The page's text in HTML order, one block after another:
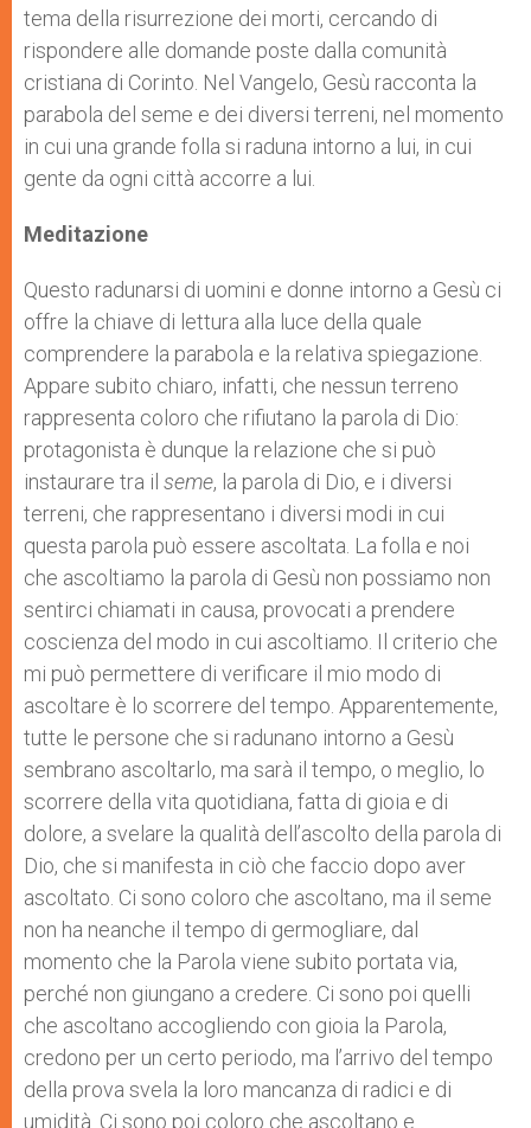
tema della risurrezione dei morti, cercando di
rispondere alle domande poste dalla comunità
cristiana di Corinto. Nel Vangelo, Gesù racconta la
parabola del seme e dei diversi terreni, nel momento
in cui una grande folla si raduna intorno a lui, in cui
gente da ogni città accorre a lui.
Meditazione
Questo radunarsi di uomini e donne intorno a Gesù ci
offre la chiave di lettura alla luce della quale
comprendere la parabola e la relativa spiegazione.
Appare subito chiaro, infatti, che nessun terreno
rappresenta coloro che rifiutano la parola di Dio:
protagonista è dunque la relazione che si può
instaurare tra il seme, la parola di Dio, e i diversi
terreni, che rappresentano i diversi modi in cui
questa parola può essere ascoltata. La folla e noi
che ascoltiamo la parola di Gesù non possiamo non
sentirci chiamati in causa, provocati a prendere
coscienza del modo in cui ascoltiamo. Il criterio che
mi può permettere di verificare il mio modo di
ascoltare è lo scorrere del tempo. Apparentemente,
tutte le persone che si radunano intorno a Gesù
sembrano ascoltarlo, ma sarà il tempo, o meglio, lo
scorrere della vita quotidiana, fatta di gioia e di
dolore, a svelare la qualità dell’ascolto della parola di
Dio, che si manifesta in ciò che faccio dopo aver
ascoltato. Ci sono coloro che ascoltano, ma il seme
non ha neanche il tempo di germogliare, dal
momento che la Parola viene subito portata via,
perché non giungano a credere. Ci sono poi quelli
che ascoltano accogliendo con gioia la Parola,
credono per un certo periodo, ma l’arrivo del tempo
della prova svela la loro mancanza di radici e di
umidità. Ci sono poi coloro che ascoltano e